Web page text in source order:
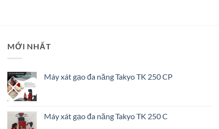
MỚI NHẤT
Máy xát gạo đa năng Takyo TK 250 CP
Máy xát gạo đa năng Takyo TK 250 C